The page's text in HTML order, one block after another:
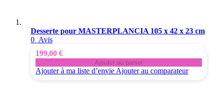
Desserte pour MASTERPLANCIA 105 x 42 x 23 cm
0 Avis
199,00 €
Ajouter au panier
Ajouter à ma liste d’envie Ajouter au comparateur